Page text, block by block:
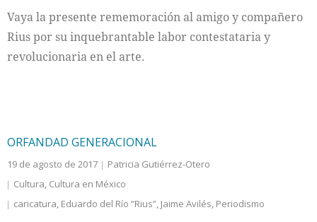
Internacional
Cultura
Vaya la presente rememoración al amigo y compañero
Rius por su inquebrantable labor contestataria y
revolucionaria en el arte.
ORFANDAD GENERACIONAL
19 de agosto de 2017
Patricia Gutiérrez-Otero
Cultura, Cultura en México
caricatura, Eduardo del Río “Rius”, Jaime Avilés, Periodismo